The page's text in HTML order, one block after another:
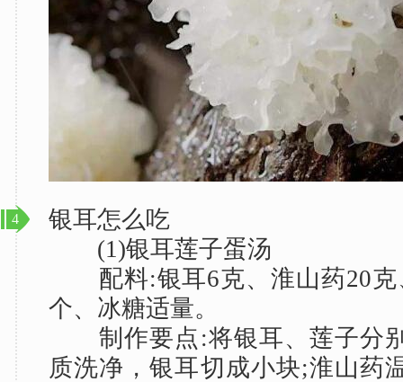
4
银耳怎么吃
(1)银耳莲子蛋汤
配料:银耳6克、淮山药20克
个、冰糖适量。
制作要点:将银耳、莲子分
质洗净，银耳切成小块;淮山药